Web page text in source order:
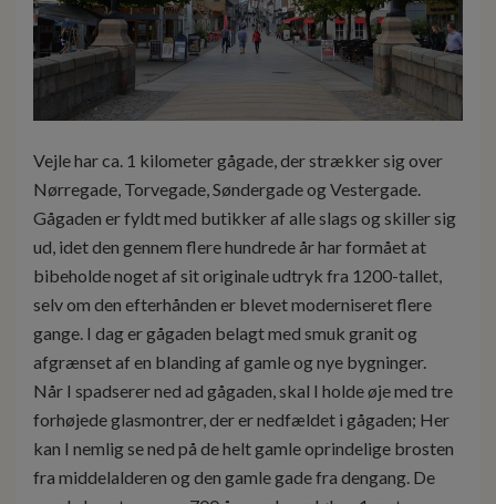
Vejle har ca. 1 kilometer gågade, der strækker sig over
Nørregade, Torvegade, Søndergade og Vestergade.
Gågaden er fyldt med butikker af alle slags og skiller sig
ud, idet den gennem flere hundrede år har formået at
bibeholde noget af sit originale udtryk fra 1200-tallet,
selv om den efterhånden er blevet moderniseret flere
gange. I dag er gågaden belagt med smuk granit og
afgrænset af en blanding af gamle og nye bygninger.
Når I spadserer ned ad gågaden, skal I holde øje med tre
forhøjede glasmontrer, der er nedfældet i gågaden; Her
kan I nemlig se ned på de helt gamle oprindelige brosten
fra middelalderen og den gamle gade fra dengang. De